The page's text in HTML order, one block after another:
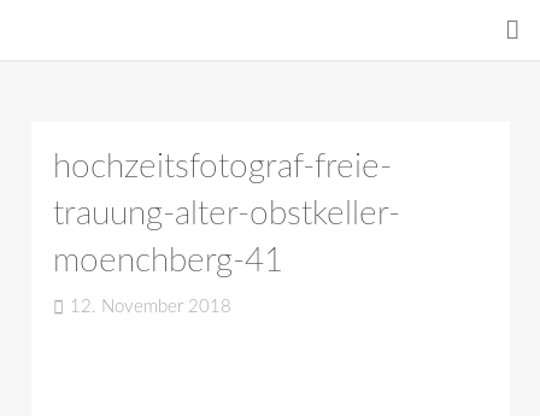
hochzeitsfotograf-freie-
trauung-alter-obstkeller-
moenchberg-41
12. November 2018